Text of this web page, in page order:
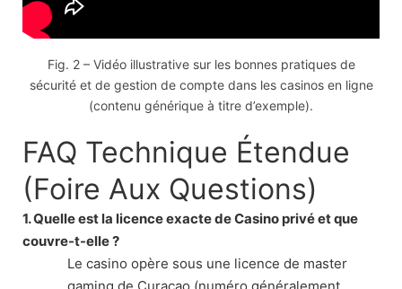
Fig. 2 – Vidéo illustrative sur les bonnes pratiques de
sécurité et de gestion de compte dans les casinos en ligne
(contenu générique à titre d’exemple).
FAQ Technique Étendue
(Foire Aux Questions)
1. Quelle est la licence exacte de Casino privé et que
couvre-t-elle ?
Le casino opère sous une licence de master